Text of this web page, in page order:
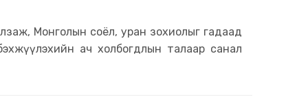
Монголын соёл, уран зохиолыг гадаад
ач холбогдлын талаар санал